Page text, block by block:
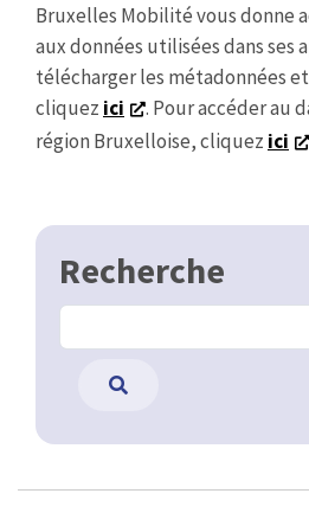
Bruxelles Mobilité vous donne
aux données utilisées dans ses
télécharger les métadonnées
cliquez ici
. Pour accéder au
région Bruxelloise, cliquez ici
Recherche